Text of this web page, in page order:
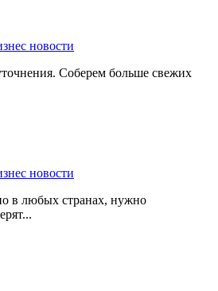
новости
Соберем больше свежих
новости
в любых странах, нужно